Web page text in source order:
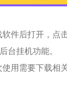
件后打开，点
台挂机功能。
用需要下载相